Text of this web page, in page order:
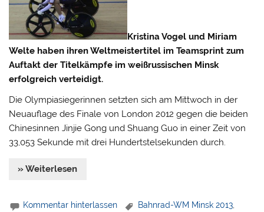
Kristina Vogel und Miriam
Welte haben ihren Weltmeistertitel im Teamsprint zum
Auftakt der Titelkämpfe im weißrussischen Minsk
erfolgreich verteidigt.
Die Olympiasiegerinnen setzten sich am Mittwoch in der
Neuauflage des Finale von London 2012 gegen die beiden
Chinesinnen Jinjie Gong und Shuang Guo in einer Zeit von
33,053 Sekunde mit drei Hundertstelsekunden durch.
» Weiterlesen
Kommentar hinterlassen Bahnrad-WM Minsk 2013,